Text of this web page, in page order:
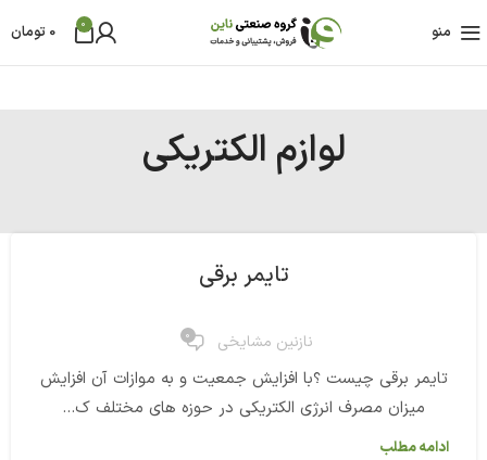
منو 0
0 تومان
لوازم الکتریکی
تایمر برقی
نازنین مشایخی 0
تایمر برقی چیست ؟با افزایش جمعیت و به موازات آن افزایش
میزان مصرف انرژی الکتریکی در حوزه های مختلف ک...
ادامه مطلب